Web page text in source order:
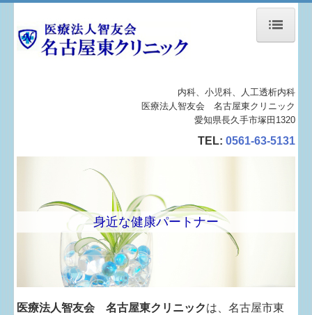
外来診療案内
透析センターのご案内
施設・設備紹介
はじめての患者さま
臨時透析のご案内
内科、小児科、人工透析内科
医療法人智友会 名古屋東クリニック
愛知県長久手市塚田1320
TEL: 0561-63-5131
身近な健康パートナー
医療法人智友会 名古屋東クリニックは、名古屋市東